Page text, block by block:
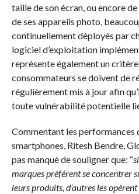
taille de son écran, ou encore
de ses appareils photo,
continuellement déployés par
logiciel d’exploitation
représente également un
consommateurs se doivent de
régulièrement mis à jour afin
toute vulnérabilité potentielle
Commentant les performances
smartphones, Ritesh Bendre,
pas manqué de souligner que: “
marques préférent se concentrer
leurs produits, d’autres les